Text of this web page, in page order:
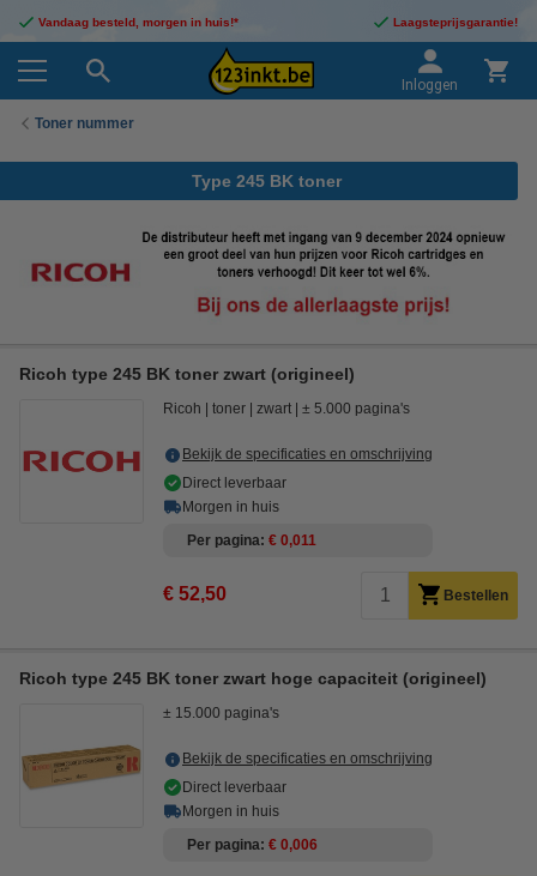
Vandaag besteld, morgen in huis!* Laagsteprijsgarantie!
Inloggen
Toner nummer
Type 245 BK toner
Ricoh type 245 BK toner zwart (origineel)
Ricoh toner zwart ± 5.000 pagina's
Bekijk de specificaties en omschrijving
Direct leverbaar
Morgen in huis
Per pagina € 0,011
€ 52,50 Bestellen
Ricoh type 245 BK toner zwart hoge capaciteit (origineel)
± 15.000 pagina's
Bekijk de specificaties en omschrijving
Direct leverbaar
Morgen in huis
Per pagina € 0,006